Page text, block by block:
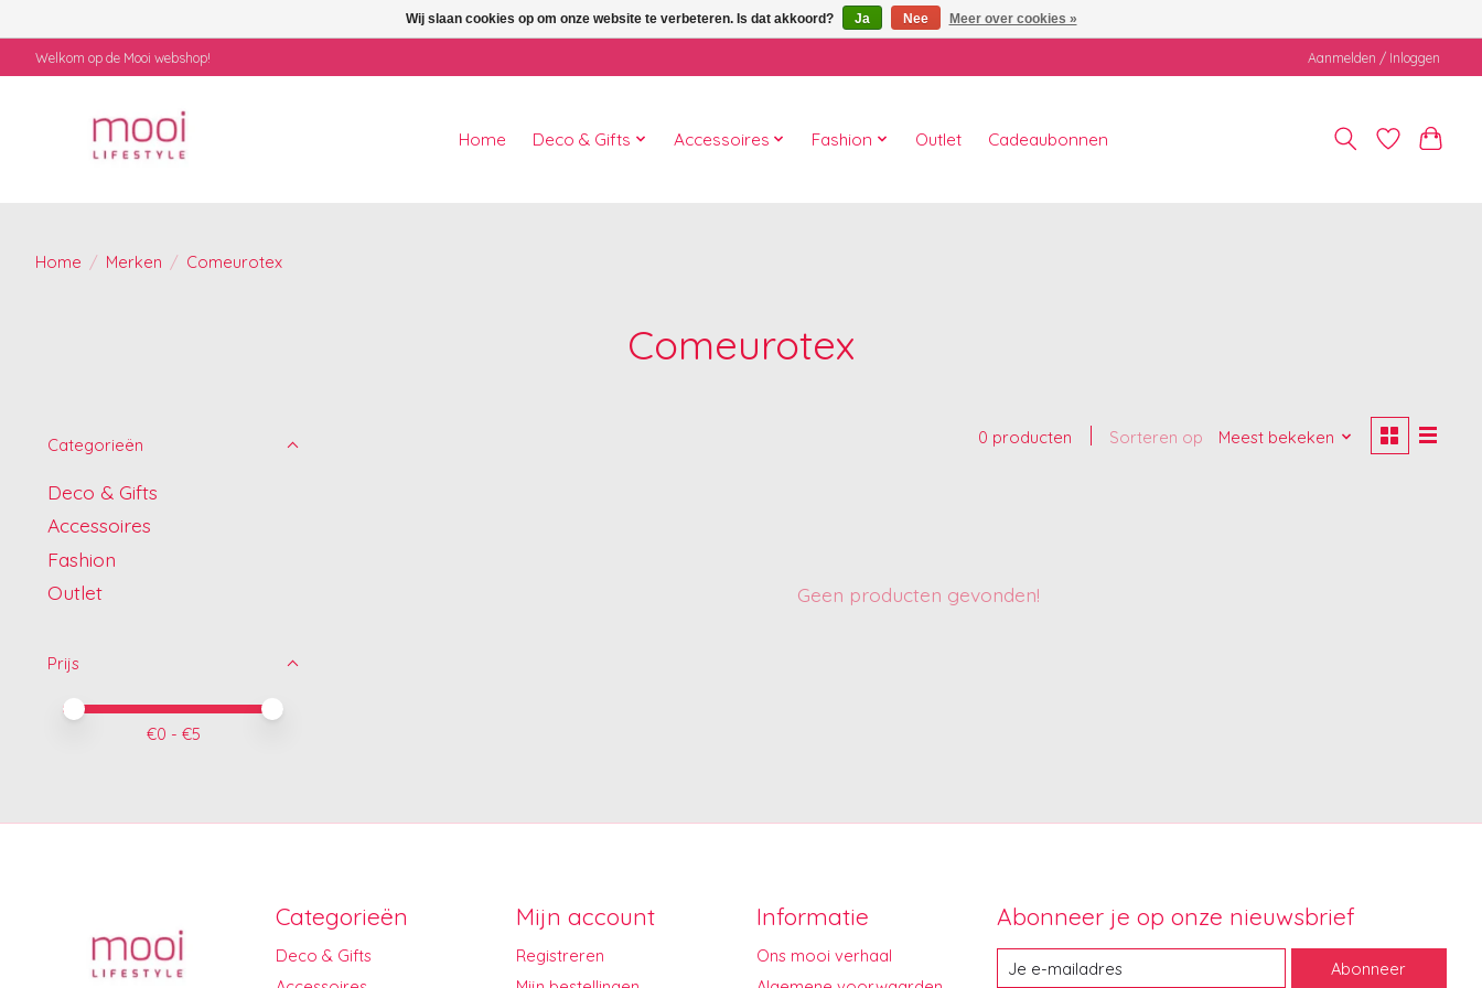
Welkom op de Mooi webshop! Aanmelden / Inloggen
Home Deco & Gifts Accessoires Fashion Outlet Cadeaubonnen
Home / Merken / Comeurotex
Comeurotex
Categorieën
Deco & Gifts
Accessoires
Fashion
Outlet
Prijs
Minimale prijswaarde
Price maximum value
€0 - €5
0 producten Sorteren op Meest bekeken
Geen producten gevonden!
Categorieën
Deco & Gifts
Mijn account
Registreren
Informatie
Ons mooi verhaal
Abonneer je op onze nieuwsbrief
Abonneer
Wij slaan cookies op om onze website te verbeteren. Is dat akkoord? Ja Nee Meer over cookies »